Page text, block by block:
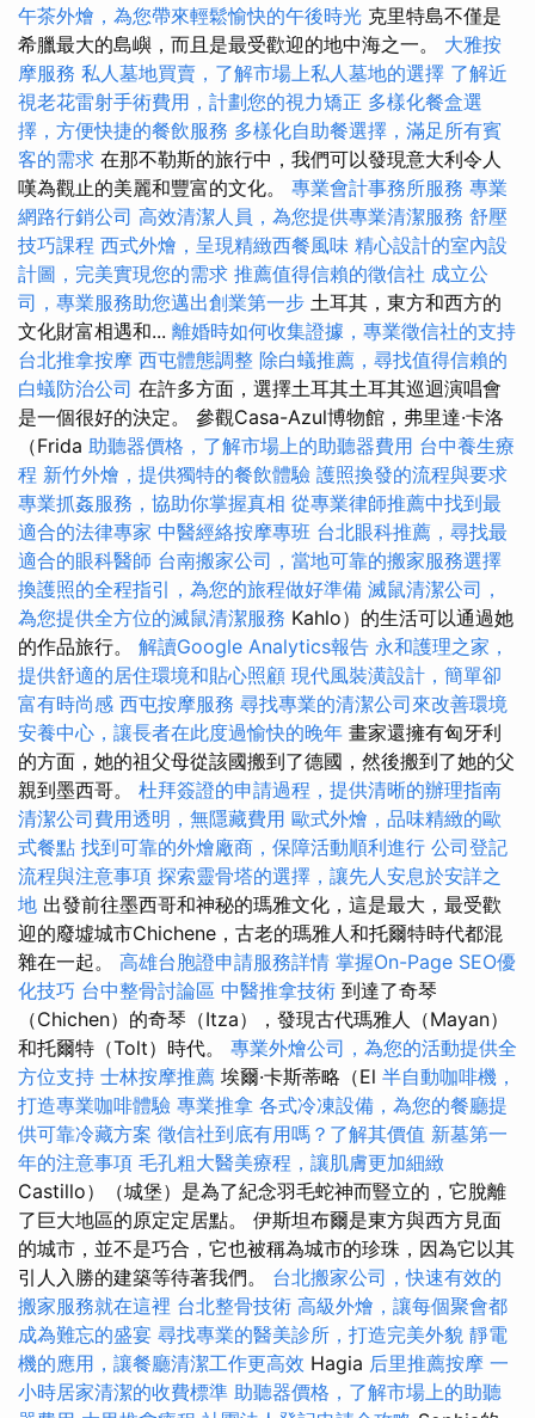
午茶外燴，為您帶來輕鬆愉快的午後時光 克里特島不僅是
希臘最大的島嶼，而且是最受歡迎的地中海之一。 大雅按
摩服務 私人墓地買賣，了解市場上私人墓地的選擇 了解近
視老花雷射手術費用，計劃您的視力矯正 多樣化餐盒選
擇，方便快捷的餐飲服務 多樣化自助餐選擇，滿足所有賓
客的需求 在那不勒斯的旅行中，我們可以發現意大利令人
嘆為觀止的美麗和豐富的文化。 專業會計事務所服務 專業
網路行銷公司 高效清潔人員，為您提供專業清潔服務 舒壓
技巧課程 西式外燴，呈現精緻西餐風味 精心設計的室內設
計圖，完美實現您的需求 推薦值得信賴的徵信社 成立公
司，專業服務助您邁出創業第一步 土耳其，東方和西方的
文化財富相遇和... 離婚時如何收集證據，專業徵信社的支持
台北推拿按摩 西屯體態調整 除白蟻推薦，尋找值得信賴的
白蟻防治公司 在許多方面，選擇土耳其土耳其巡迴演唱會
是一個很好的決定。 參觀Casa-Azul博物館，弗里達·卡洛
（Frida 助聽器價格，了解市場上的助聽器費用 台中養生療
程 新竹外燴，提供獨特的餐飲體驗 護照換發的流程與要求
專業抓姦服務，協助你掌握真相 從專業律師推薦中找到最
適合的法律專家 中醫經絡按摩專班 台北眼科推薦，尋找最
適合的眼科醫師 台南搬家公司，當地可靠的搬家服務選擇
換護照的全程指引，為您的旅程做好準備 滅鼠清潔公司，
為您提供全方位的滅鼠清潔服務 Kahlo）的生活可以通過她
的作品旅行。 解讀Google Analytics報告 永和護理之家，
提供舒適的居住環境和貼心照顧 現代風裝潢設計，簡單卻
富有時尚感 西屯按摩服務 尋找專業的清潔公司來改善環境
安養中心，讓長者在此度過愉快的晚年 畫家還擁有匈牙利
的方面，她的祖父母從該國搬到了德國，然後搬到了她的父
親到墨西哥。 杜拜簽證的申請過程，提供清晰的辦理指南
清潔公司費用透明，無隱藏費用 歐式外燴，品味精緻的歐
式餐點 找到可靠的外燴廠商，保障活動順利進行 公司登記
流程與注意事項 探索靈骨塔的選擇，讓先人安息於安詳之
地 出發前往墨西哥和神秘的瑪雅文化，這是最大，最受歡
迎的廢墟城市Chichene，古老的瑪雅人和托爾特時代都混
雜在一起。 高雄台胞證申請服務詳情 掌握On-Page SEO優
化技巧 台中整骨討論區 中醫推拿技術 到達了奇琴
（Chichen）的奇琴（Itza），發現古代瑪雅人（Mayan）
和托爾特（Tolt）時代。 專業外燴公司，為您的活動提供全
方位支持 士林按摩推薦 埃爾·卡斯蒂略（El 半自動咖啡機，
打造專業咖啡體驗 專業推拿 各式冷凍設備，為您的餐廳提
供可靠冷藏方案 徵信社到底有用嗎？了解其價值 新墓第一
年的注意事項 毛孔粗大醫美療程，讓肌膚更加細緻
Castillo）（城堡）是為了紀念羽毛蛇神而豎立的，它脫離
了巨大地區的原定定居點。 伊斯坦布爾是東方與西方見面
的城市，並不是巧合，它也被稱為城市的珍珠，因為它以其
引人入勝的建築等待著我們。 台北搬家公司，快速有效的
搬家服務就在這裡 台北整骨技術 高級外燴，讓每個聚會都
成為難忘的盛宴 尋找專業的醫美診所，打造完美外貌 靜電
機的應用，讓餐廳清潔工作更高效 Hagia 后里推薦按摩 一
小時居家清潔的收費標準 助聽器價格，了解市場上的助聽